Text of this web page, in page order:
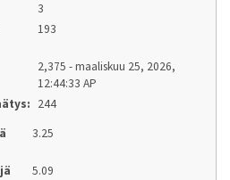
3
193
2,375 - maaliskuu 25, 2026,
12:44:33 AP
244
3.25
5.09